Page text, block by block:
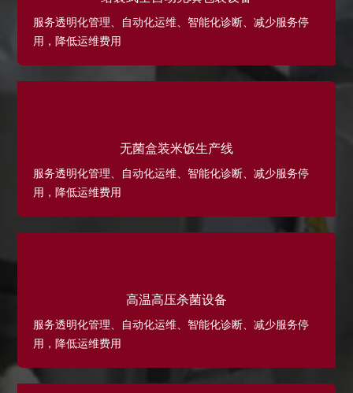
服务透明化管理、自动化运维、智能化诊断、减少服务停
用，降低运维费用
无菌盒装米饭生产线
服务透明化管理、自动化运维、智能化诊断、减少服务停
用，降低运维费用
高温高压杀菌设备
服务透明化管理、自动化运维、智能化诊断、减少服务停
用，降低运维费用